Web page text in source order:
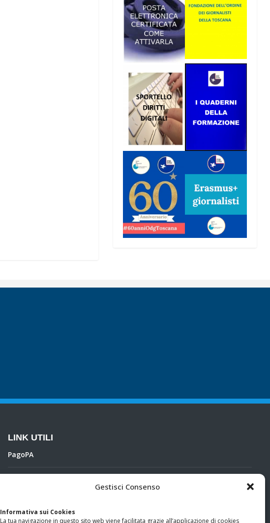
Gestisci Consenso
Informativa sui Cookies
La tua navigazione in questo sito web viene facilitata grazie all’applicazione di cookies
LINK UTILI
PagoPA